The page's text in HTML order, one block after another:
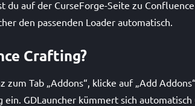
auf der CurseForge-Seite zu
den passenden Loader automatisch.
Crafting?
Tab „Addons“, klicke auf „Add
GDLauncher kümmert sich automatisch